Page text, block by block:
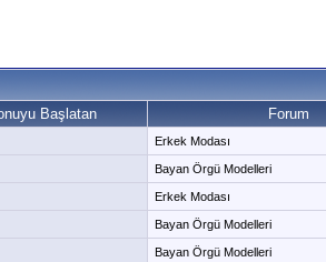
Başlatan Forum
Erkek Modası
Bayan Örgü Modelleri
Erkek Modası
Bayan Örgü Modelleri
Bayan Örgü Modelleri